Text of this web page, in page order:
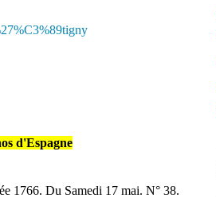
d'Espagne
1766. Du Samedi 17 mai. N° 38.